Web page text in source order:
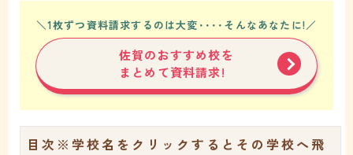
＼1枚ずつ資料請求するのは大変････そんなあなたに!／
佐賀のおすすめ校を
まとめて資料請求!
目次 ※学校名をクリックするとその学校へ飛